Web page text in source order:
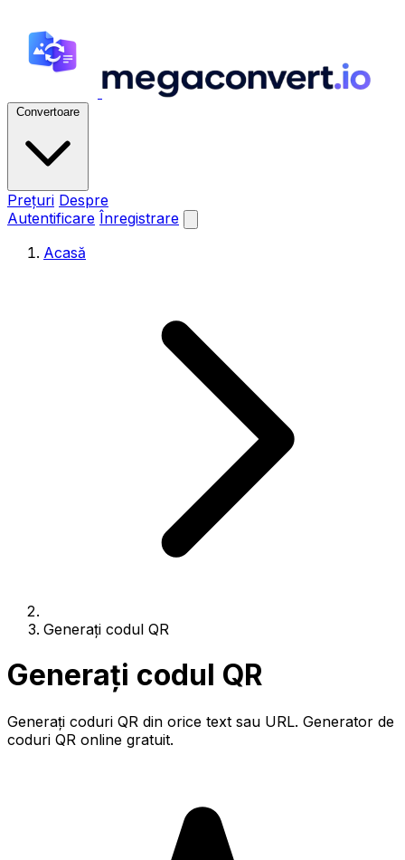
Convertoare
Prețuri Despre
Autentificare Înregistrare
Acasă
Generați codul QR
Generați codul QR
Generați coduri QR din orice text sau URL. Generator de
coduri QR online gratuit.